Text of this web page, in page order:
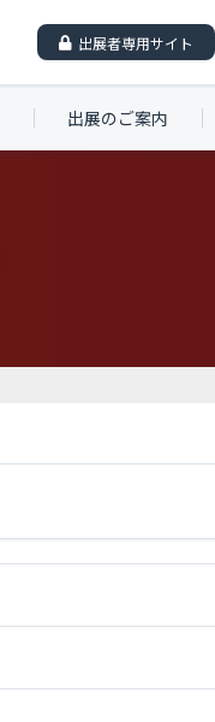
出展者専用サイト
出展のご案内